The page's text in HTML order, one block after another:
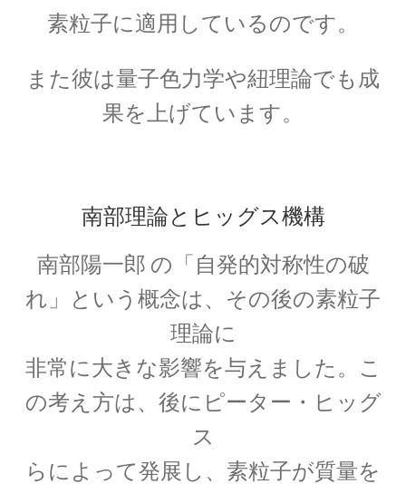
【反射熱と放射エネルギーと電気回路でそれぞ
H・アルプレヒト・ベーテ
【星の進化を考え、また原子核反応を考えた】
J・C・マクスウェル
【場の理論をまとめ、電磁波が光速
となる事を示した】
素粒子に適用しているのです。
また彼は量子色力学や紐理論でも成
果を上げています。
南部理論とヒッグス機構
南部陽一郎 の「自発的対称性の破
れ」という概念は、その後の素粒子
理論に
非常に大きな影響を与えました。
こ
の考え方は、後に ピーター・ヒッグ
ス
らによって発展し、素粒子が質量を